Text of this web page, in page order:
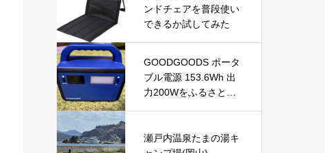
ンドチェアを普段使い
できるか試してみた
GOODGOODS ポータ
ブル電源 153.6Wh 出
力200Wをふるさと納
な小型ポータブル電源
瀬戸内温泉たまの湯キ